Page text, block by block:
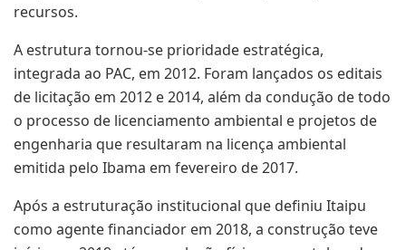
recursos.
A estrutura tornou-se prioridade estratégica,
integrada ao PAC, em 2012. Foram lançados os editais
de licitação em 2012 e 2014, além da condução de todo
o processo de licenciamento ambiental e projetos de
engenharia que resultaram na licença ambiental
emitida pelo Ibama em fevereiro de 2017.
Após a estruturação institucional que definiu Itaipu
como agente financiador em 2018, a construção teve